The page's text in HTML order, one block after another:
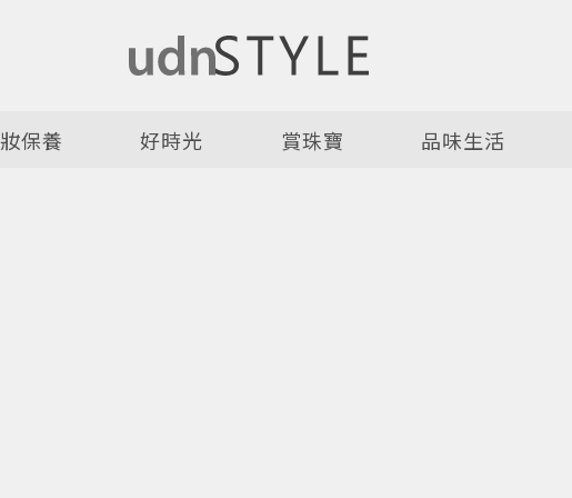
保養 好時光 賞珠寶 品味生活